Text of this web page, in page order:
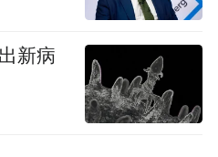
将来打基础。中国足球
在这方面一定要去花
一起努力。”
新病